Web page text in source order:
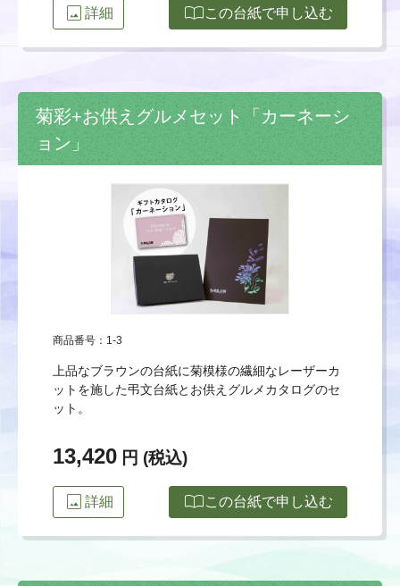
image 詳細 import_contactsこの台紙で申し込む
菊彩+お供えグルメセット「カーネーシ
ョン」
商品番号：1-3
上品なブラウンの台紙に菊模様の繊細なレーザーカ
ットを施した弔文台紙とお供えグルメカタログのセ
ット。
13,420 円 (税込)
image 詳細 import_contactsこの台紙で申し込む